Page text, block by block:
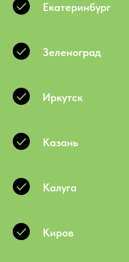
Екатеринбург
Зеленоград
Иркутск
Казань
Калуга
Киров